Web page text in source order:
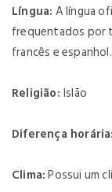
Língua: A língua
frequentados por
francês e espanhol.
Religião: Islão
Diferença horária:
Clima:Possui um